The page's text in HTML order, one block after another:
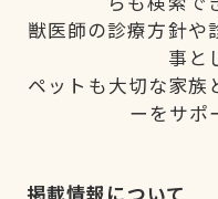
獣医師の診療方針や
事と
ペットも大切な家族
ーをサポ
掲載情報について